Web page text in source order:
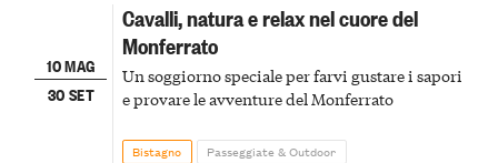
10 MAG
30 SET
Cavalli, natura e relax nel cuore del
Monferrato
Un soggiorno speciale per farvi gustare i sapori
e provare le avventure del Monferrato
Bistagno Passeggiate & Outdoor